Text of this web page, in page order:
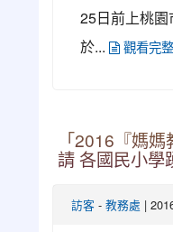
25日前上桃
於...
觀看完
「2016『媽
請 各國民小學
訪客 - 教務處 |